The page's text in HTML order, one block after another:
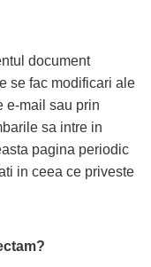
document
se fac modificari ale
e-mail sau prin
sa intre in
pagina periodic
in ceea ce priveste